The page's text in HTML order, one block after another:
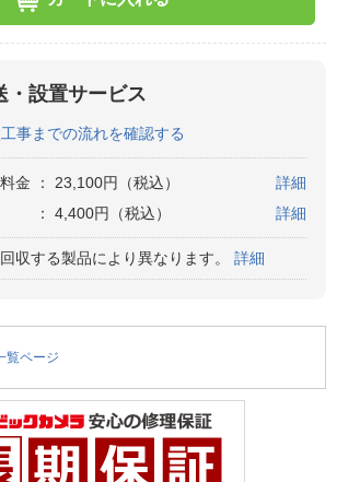
・設置サービス
事までの流れを確認する
金 ： 23,100円（税込）
詳細
： 4,400円（税込） 詳細
収する製品により異なります。 詳細
覧ページ